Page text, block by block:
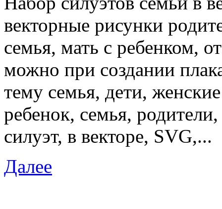
векторные рисунки
семья, мать с ребенком,
можно при создании
тему семья, дети,
ребенок, семья,
силуэт, в векторе, SVG,...
Далее